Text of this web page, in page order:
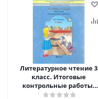
Литературное чтение 3
класс. Итоговые
контрольные работы.
ФГОС